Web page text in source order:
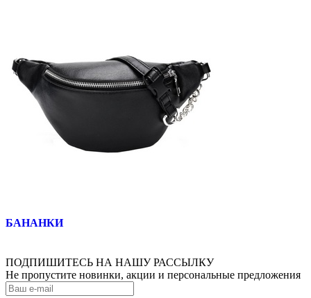
БАНАНКИ
ПОДПИШИТЕСЬ НА НАШУ РАССЫЛКУ
Не пропустите новинки, акции и персональные предложения